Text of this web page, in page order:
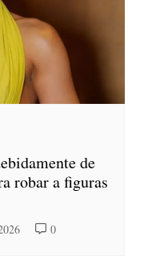
de
robar a figuras
0